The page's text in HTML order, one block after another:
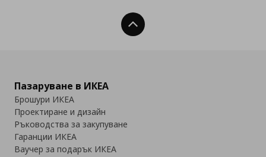
Нагоре
Пазаруване в ИКЕА
Брошури ИКЕА
Проектиране и дизайн
Ръководства за закупуване
Гаранции ИКЕА
Ваучер за подарък ИКЕА